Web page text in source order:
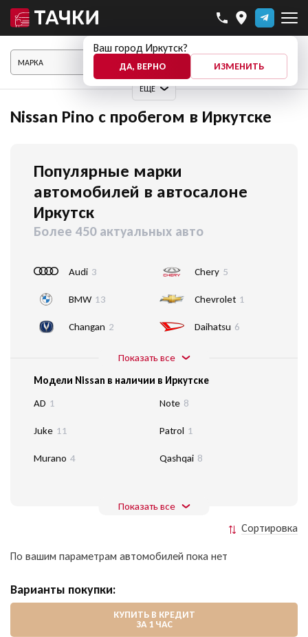
Ваш город Иркутск?
ДА, ВЕРНО ИЗМЕНИТЬ
ЕЩЕ
ПОКАЗАТЬ АВТО
Nissan Pino с пробегом в Иркутске
Популярные марки
автомобилей в автосалоне
Иркутск
Более 450 актуальных авто
Audi 3
BMW 13
Changan 2
Chery 5
Chevrolet 1
Daihatsu 6
Показать все
Модели Nissan в наличии в Иркутске
AD 1
Juke 11
Murano 4
Note 8
Patrol 1
Qashqai 8
Показать все
Сортировка
По вашим параметрам автомобилей пока нет
Варианты покупки:
КУПИТЬ В КРЕДИТ
ЗА 1 ЧАС